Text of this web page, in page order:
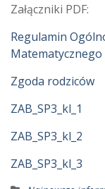
Załączniki PDF:
Regulamin
Matematycznego
Zgoda rodziców
ZAB_SP3_kl_1
ZAB_SP3_kl_2
ZAB_SP3_kl_3